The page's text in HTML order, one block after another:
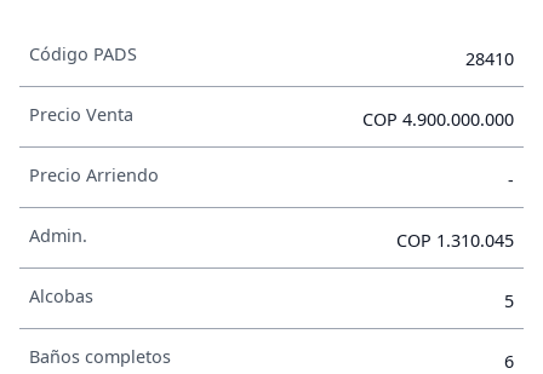
Código PADS 28410
Precio Venta COP 4.900.000.000
Precio Arriendo -
Admin. COP 1.310.045
Alcobas 5
Baños completos 6